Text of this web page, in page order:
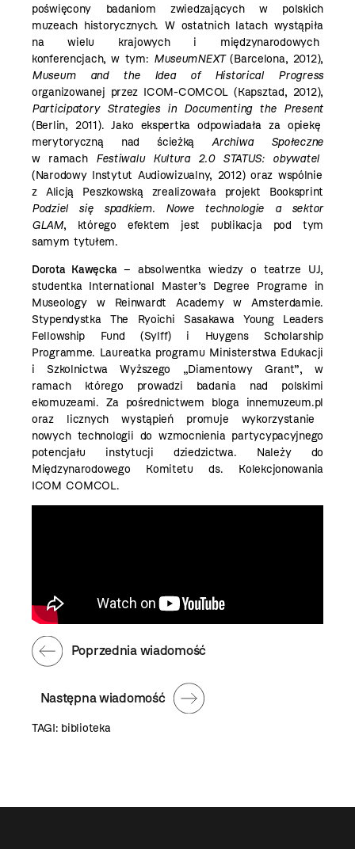
poświęcony badaniom zwiedzających w polskich
muzeach historycznych.W ostatnich latach wystąpiła
na wielu krajowych i międzynarodowych
konferencjach, w tym: MuseumNEXT(Barcelona, 2012),
Museum and the Idea of Historical Progress
organizowanej przez ICOM-COMCOL (Kapsztad, 2012),
Participatory Strategies in Documenting the Present
(Berlin, 2011). Jako ekspertka odpowiadała za opiekę
merytoryczną nad ścieżkąArchiwa Społeczne
w ramach Festiwalu Kultura 2.0 STATUS: obywatel
(Narodowy Instytut Audiowizualny, 2012) oraz wspólnie
z Alicją Peszkowską zrealizowała projekt Booksprint
Podziel się spadkiem. Nowe technologie a sektor
GLAM, którego efektem jest publikacja
pod tym
samym tytułem.
Dorota Kawęcka– absolwentka wiedzy o teatrze UJ,
studentka International Master’s Degree Programe in
Museology w Reinwardt Academy w Amsterdamie.
Stypendystka The Ryoichi Sasakawa Young Leaders
Fellowship Fund (Sylff) i Huygens Scholarship
Programme. Laureatka programu Ministerstwa Edukacji
i Szkolnictwa Wyższego „Diamentowy Grant”,w
ramach którego prowadzi badania nad polskimi
ekomuzeami. Za pośrednictwem bloga innemuzeum.pl
oraz licznych wystąpień promuje wykorzystanie
nowych technologii do wzmocnienia partycypacyjnego
potencjału instytucji dziedzictwa. Należy do
Międzynarodowego Komitetu ds. Kolekcjonowania
ICOM COMCOL.
Następna wiadomość
Poprzednia wiadomość
TAGI: biblioteka